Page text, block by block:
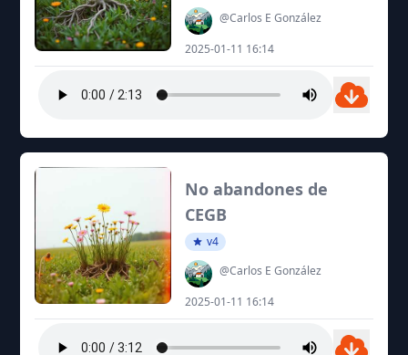
@Carlos E González
2025-01-11 16:14
No abandones de
CEGB
v4
@Carlos E González
2025-01-11 16:14